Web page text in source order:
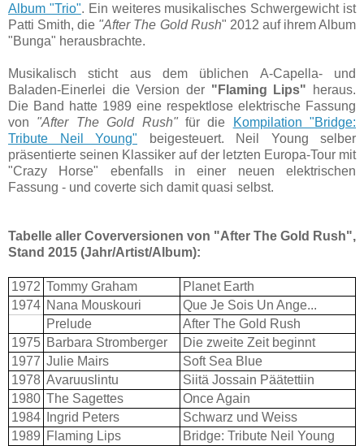
Album "Trio". Ein weiteres musikalisches Schwergewicht ist
Patti Smith, die "After The Gold Rush" 2012 auf ihrem Album
"Bunga" herausbrachte.
Musikalisch sticht aus dem üblichen A-Capella- und
Baladen-Einerlei die Version der "Flaming Lips" heraus.
Die Band hatte 1989 eine respektlose elektrische Fassung
von "After The Gold Rush"für die
Kompilation "Bridge:
Tribute Neil Young" beigesteuert. Neil Young selber
präsentierte seinen Klassiker auf der letzten Europa-Tour mit
"Crazy Horse" ebenfalls in einer neuen elektrischen
Fassung - und coverte sich damit quasi selbst.
Tabelle aller Coverversionen von "After The Gold Rush",
Stand 2015 (Jahr/Artist/Album):
1972 Tommy Graham
Planet Earth
1974 Nana Mouskouri
Que Je Sois Un Ange...
Prelude
After The Gold Rush
1975 Barbara Stromberger
Die zweite Zeit beginnt
1977 Julie Mairs
Soft Sea Blue
1978 Avaruuslintu
Siitä Jossain Päätettiin
1980 The Sagettes
Once Again
1984
Ingrid Peters
Schwarz und Weiss
1989 Flaming Lips
Bridge: Tribute Neil Young